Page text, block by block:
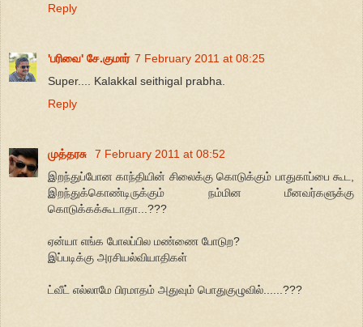
Reply
'பரிவை' சே.குமார் 7 February 2011 at 08:25
Super.... Kalakkal seithigal prabha.
Reply
முத்தரசு
7 February 2011 at 08:52
இறந்துப்போன காந்தியின் சிலைக்கு கொடுக்கும் பாதுகாப்பை கூட,
இறந்துக்கொண்டிருக்கும் நம்மின மீனவர்களுக்கு
கொடுக்கக்கூடாதா...???
ஏன்யா எங்க போலப்பில மண்ணை போடுற?
இப்படிக்கு அரசியல்வியாதிகள்
ட்வீட் எல்லாமே பிரமாதம் அதுவும் பொதுகுழுவில்......???